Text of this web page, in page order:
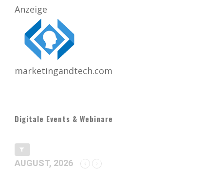
Anzeige
marketingandtech.com
Digitale Events & Webinare
AUGUST, 2026